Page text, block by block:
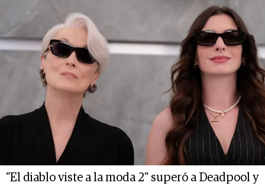
"El diablo viste a la moda 2" superó a Deadpool y